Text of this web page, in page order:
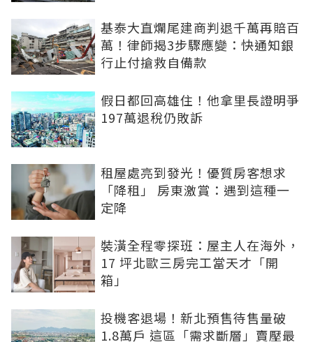
基泰大直爛尾建商判退千萬再賠百
萬！律師揭3步驟應變：快通知銀
行止付搶救自備款
假日都回高雄住！他拿里長證明爭
197萬退稅仍敗訴
租屋處亮到發光！優質房客想求
「降租」 房東激賞：遇到這種一
定降
裝潢全程零探班：屋主人在海外，
17 坪北歐三房完工當天才「開
箱」
投機客退場！新北預售待售量破
1.8萬戶 這區「需求斷層」賣壓最